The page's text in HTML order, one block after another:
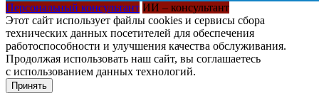
Персональный консультант ИИ – консультант
Этот сайт использует файлы cookies и сервисы сбора
технических данных посетителей для обеспечения
работоспособности и улучшения качества обслуживания.
Продолжая использовать наш сайт, вы соглашаетесь
с использованием данных технологий.
Принять